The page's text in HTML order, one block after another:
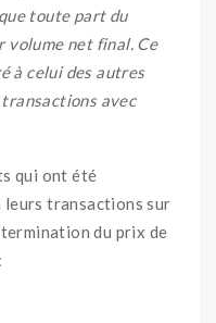
toute part du
volume net final. Ce
à celui des autres
avec
qui ont été
transactions sur
du prix de